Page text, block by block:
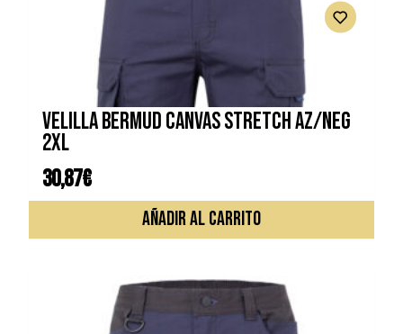
VELILLA BERMUD CANVAS STRETCH AZ/NEG
2XL
30,87€
AÑADIR AL CARRITO